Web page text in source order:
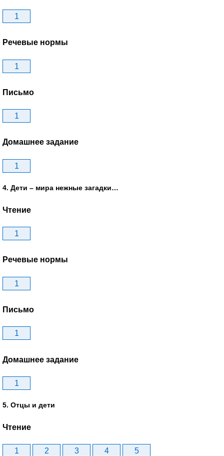
1
Речевые нормы
1
Письмо
1
Домашнее задание
1
4. Дети – мира нежные загадки…
Чтение
1
Речевые нормы
1
Письмо
1
Домашнее задание
1
5. Отцы и дети
Чтение
1 2 3 4 5